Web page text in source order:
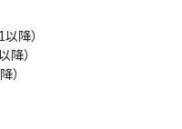
降）
）
）